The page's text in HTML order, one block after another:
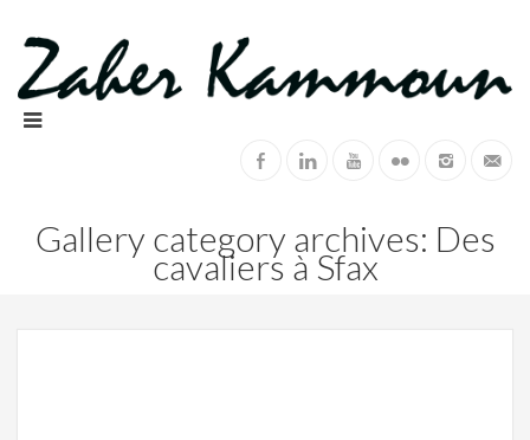
Gallery category archives: Des
cavaliers à Sfax